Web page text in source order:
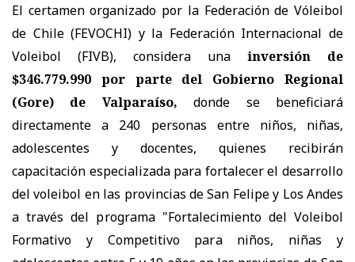
El certamen organizado por la Federación de Vóleibol
de Chile (FEVOCHI) y la Federación Internacional de
Voleibol (FIVB), considera una
inversión de
$346.779.990 por parte del Gobierno Regional
(Gore) de Valparaíso,
donde se beneficiará
directamente a 240 personas entre niños, niñas,
adolescentes y docentes, quienes recibirán
capacitación especializada para fortalecer el desarrollo
del voleibol en las provincias de San Felipe y Los Andes
a través del programa "Fortalecimiento del Voleibol
Formativo y Competitivo para niños, niñas y